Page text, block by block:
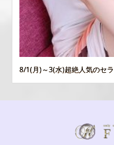
8/1(月)～3(水)超絶人気のセ